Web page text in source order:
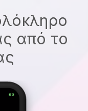
από το